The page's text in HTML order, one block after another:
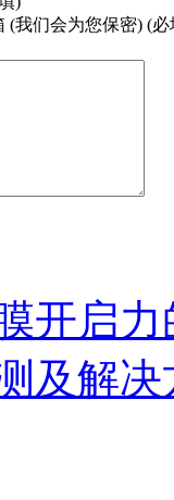
(我们会为您保密) (必
开启
及解决